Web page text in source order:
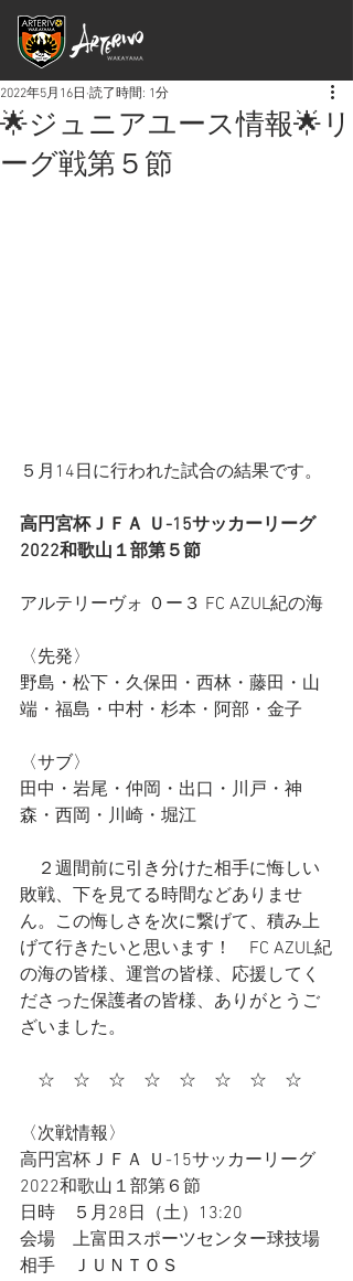
🌟ジュニアユース情報🌟リ
ーグ戦第５節
2022年5月16日 読了時間: 1分
５月14日に行われた試合の結果です。
高円宮杯ＪＦＡ Ｕ-15サッカーリーグ
2022和歌山１部第５節
アルテリーヴォ ０ー３ FC AZUL紀の海
〈先発〉
野島・松下・久保田・西林・藤田・山
端・福島・中村・杉本・阿部・金子
〈サブ〉
田中・岩尾・仲岡・出口・川戸・神
森・西岡・川崎・堀江
２週間前に引き分けた相手に悔しい
敗戦、下を見てる時間などありませ
ん。この悔しさを次に繋げて、積み上
げて行きたいと思います！　FC AZUL紀
の海の皆様、運営の皆様、応援してく
ださった保護者の皆様、ありがとうご
ざいました。
☆　☆　☆　☆　☆　☆　☆　☆
〈次戦情報〉
高円宮杯ＪＦＡ Ｕ-15サッカーリーグ
2022和歌山１部第６節
日時　５月28日（土）13:20
会場　上富田スポーツセンター球技場
相手　ＪＵＮＴＯＳ